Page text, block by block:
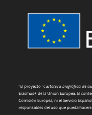
"El proyecto "Cartoteca biográfica de
Erasmus+ de la Unión Europea. El
Comisión Europea, ni el Servicio
responsables del uso que pueda